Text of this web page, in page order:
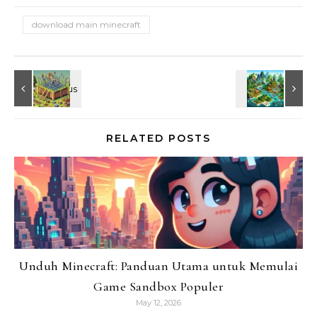
download main minecraft
RELATED POSTS
Unduh Minecraft: Panduan Utama untuk Memulai
Game Sandbox Populer
May 12, 2026